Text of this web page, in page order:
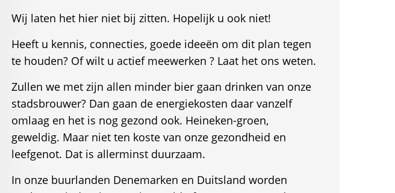
Wij laten het hier niet bij zitten. Hopelijk u ook niet!
Heeft u kennis, connecties, goede ideeën om dit plan tegen
te houden? Of wilt u actief meewerken ? Laat het ons weten.
Zullen we met zijn allen minder bier gaan drinken van onze
stadsbrouwer? Dan gaan de energiekosten daar vanzelf
omlaag en het is nog gezond ook. Heineken-groen,
geweldig. Maar niet ten koste van onze gezondheid en
leefgenot. Dat is allerminst duurzaam.
In onze buurlanden Denemarken en Duitsland worden